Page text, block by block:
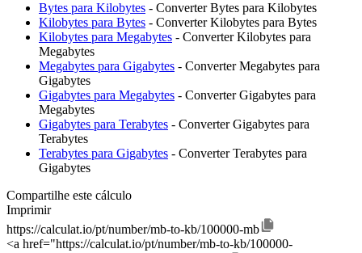
Bytes para Kilobytes - Converter Bytes para Kilobytes
Kilobytes para Bytes - Converter Kilobytes para Bytes
Kilobytes para Megabytes - Converter Kilobytes para
Megabytes
Megabytes para Gigabytes - Converter Megabytes para
Gigabytes
Gigabytes para Megabytes - Converter Gigabytes para
Megabytes
Gigabytes para Terabytes - Converter Gigabytes para
Terabytes
Terabytes para Gigabytes - Converter Terabytes para
Gigabytes
Compartilhe este cálculo
Imprimir
https://calculat.io/pt/number/mb-to-kb/100000-mb
<a href="https://calculat.io/pt/number/mb-to-kb/100000-